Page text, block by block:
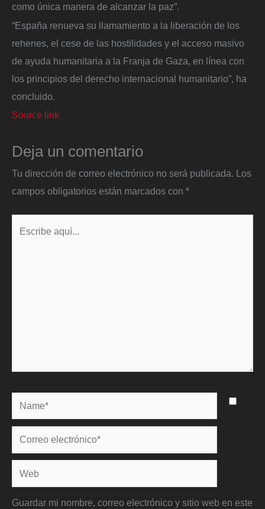
como única manera de alcanzar la paz”.
“España renueva su llamamiento a la liberación de los
rehenes, el cese de las hostilidades y el acceso masivo
de ayuda humanitaria a la Franja de Gaza, en línea con
los principios del derecho internacional humanitario”, ha
concluido.
Source link
Deja un comentario
Tu dirección de correo electrónico no será publicada. Los
campos obligatorios están marcados con *
Name*
Correo
electrónico*
Web
Guardar mi nombre, correo electrónico y sitio web en este